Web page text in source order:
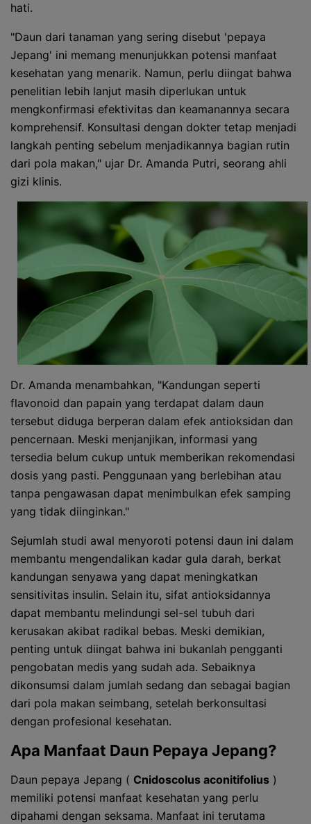
hati.
"Daun dari tanaman yang sering disebut 'pepaya
Jepang' ini memang menunjukkan potensi manfaat
kesehatan yang menarik. Namun, perlu diingat bahwa
penelitian lebih lanjut masih diperlukan untuk
mengkonfirmasi efektivitas dan keamanannya secara
komprehensif. Konsultasi dengan dokter tetap menjadi
langkah penting sebelum menjadikannya bagian rutin
dari pola makan," ujar Dr. Amanda Putri, seorang ahli
gizi klinis.
Dr. Amanda menambahkan, "Kandungan seperti
flavonoid dan papain yang terdapat dalam daun
tersebut diduga berperan dalam efek antioksidan dan
pencernaan. Meski menjanjikan, informasi yang
tersedia belum cukup untuk memberikan rekomendasi
dosis yang pasti. Penggunaan yang berlebihan atau
tanpa pengawasan dapat menimbulkan efek samping
yang tidak diinginkan."
Sejumlah studi awal menyoroti potensi daun ini dalam
membantu mengendalikan kadar gula darah, berkat
kandungan senyawa yang dapat meningkatkan
sensitivitas insulin. Selain itu, sifat antioksidannya
dapat membantu melindungi sel-sel tubuh dari
kerusakan akibat radikal bebas. Meski demikian,
penting untuk diingat bahwa ini bukanlah pengganti
pengobatan medis yang sudah ada. Sebaiknya
dikonsumsi dalam jumlah sedang dan sebagai bagian
dari pola makan seimbang, setelah berkonsultasi
dengan profesional kesehatan.
Apa Manfaat Daun Pepaya Jepang?
Daun pepaya Jepang ( Cnidoscolus aconitifolius )
memiliki potensi manfaat kesehatan yang perlu
dipahami dengan seksama. Manfaat ini terutama